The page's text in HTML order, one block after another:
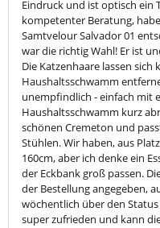
Eindruck und ist optisch ein
kompetenter Beratung,
Samtvelour Salvador 01
war die richtig Wahl! Er ist
Die Katzenhaare lassen
Haushaltsschwamm
unempfindlich - einfach mit
Haushaltsschwamm kurz
schönen Cremeton und
Stühlen. Wir haben, aus
160cm, aber ich denke ein
der Eckbank groß passen.
der Bestellung angegeben,
wöchentlich über den
super zufrieden und kann